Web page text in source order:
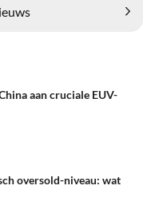
aan cruciale EUV-
oversold-niveau: wat